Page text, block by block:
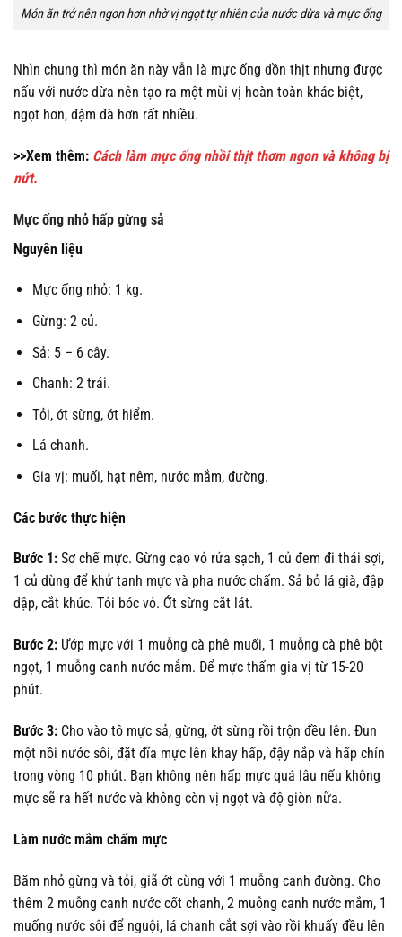
Món ăn trở nên ngon hơn nhờ vị ngọt tự nhiên của nước dừa và mực ống
Nhìn chung thì món ăn này vẫn là mực ống dồn thịt nhưng được
nấu với nước dừa nên tạo ra một mùi vị hoàn toàn khác biệt,
ngọt hơn, đậm đà hơn rất nhiều.
>>Xem thêm: Cách làm mực ống nhồi thịt thơm ngon và không bị
nứt.
Mực ống nhỏ hấp gừng sả
Nguyên liệu
Mực ống nhỏ: 1 kg.
Gừng: 2 củ.
Sả: 5 – 6 cây.
Chanh: 2 trái.
Tỏi, ớt sừng, ớt hiểm.
Lá chanh.
Gia vị: muối, hạt nêm, nước mắm, đường.
Các bước thực hiện
Bước 1: Sơ chế mực. Gừng cạo vỏ rửa sạch, 1 củ đem đi thái sợi,
1 củ dùng để khử tanh mực và pha nước chấm. Sả bỏ lá già, đập
dập, cắt khúc. Tỏi bóc vỏ. Ớt sừng cắt lát.
Bước 2: Ướp mực với 1 muỗng cà phê muối, 1 muỗng cà phê bột
ngọt, 1 muỗng canh nước mắm. Để mực thấm gia vị từ 15-20
phút.
Bước 3: Cho vào tô mực sả, gừng, ớt sừng rồi trộn đều lên. Đun
một nồi nước sôi, đặt đĩa mực lên khay hấp, đậy nắp và hấp chín
trong vòng 10 phút. Bạn không nên hấp mực quá lâu nếu không
mực sẽ ra hết nước và không còn vị ngọt và độ giòn nữa.
Làm nước mắm chấm mực
Băm nhỏ gừng và tỏi, giã ớt cùng với 1 muỗng canh đường. Cho
thêm 2 muỗng canh nước cốt chanh, 2 muỗng canh nước mắm, 1
muống nước sôi để nguội, lá chanh cắt sợi vào rồi khuấy đều lên